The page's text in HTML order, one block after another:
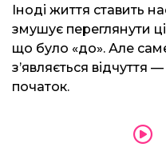
Іноді життя ставить
змушує переглянути
що було «до». Але
з’являється відчуття
початок.